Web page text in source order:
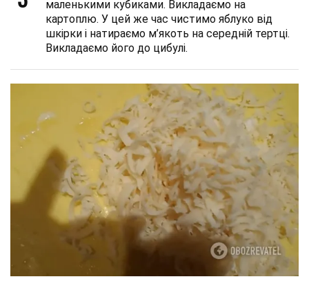
маленькими кубиками. Викладаємо на
картоплю. У цей же час чистимо яблуко від
шкірки і натираємо м’якоть на середній тертці.
Викладаємо його до цибулі.